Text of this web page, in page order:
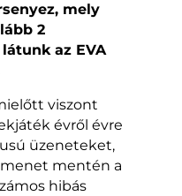
mely
2
az EVA
viszont
évről évre
üzeneteket,
mentén a
hibás